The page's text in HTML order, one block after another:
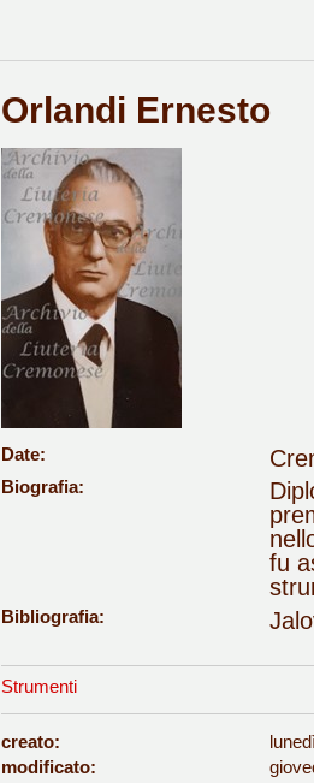
Orlandi Ernesto
Date:
Biografia:
fu
Bibliografia:
Strumenti
creato:
modificato: